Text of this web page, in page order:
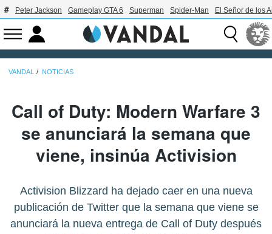
Peter Jackson Gameplay GTA 6 Superman Spider-Man El Señor de los
VANDAL NOTICIAS
Call of Duty: Modern Warfare 3
se anunciará la semana que
viene, insinúa Activision
Activision Blizzard ha dejado caer en una nueva
publicación de Twitter que la semana que viene se
anunciará la nueva entrega de Call of Duty después